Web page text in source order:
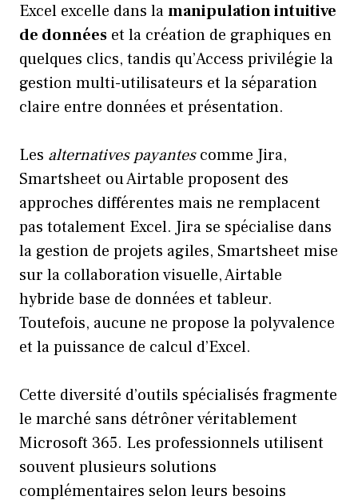
Excel excelle dans lamanipulation intuitive
de données et la création de graphiques en
quelques clics, tandis qu’Access privilégie la
gestion multi-utilisateurs et la séparation
claire entre données et présentation.
Les alternatives payantescomme Jira,
Smartsheet ou Airtable proposent des
approches différentes mais ne remplacent
pas totalement Excel. Jira se spécialise dans
la gestion de projets agiles, Smartsheet mise
sur la collaboration visuelle, Airtable
hybride base de données et tableur.
Toutefois, aucune ne propose la polyvalence
et la puissance de calcul d’Excel.
Cette diversité d’outils spécialisés fragmente
le marché sans détrôner véritablement
Microsoft 365. Les professionnels utilisent
souvent plusieurs solutions
complémentaires selon leurs besoins